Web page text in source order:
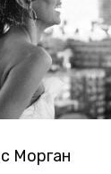
Морган